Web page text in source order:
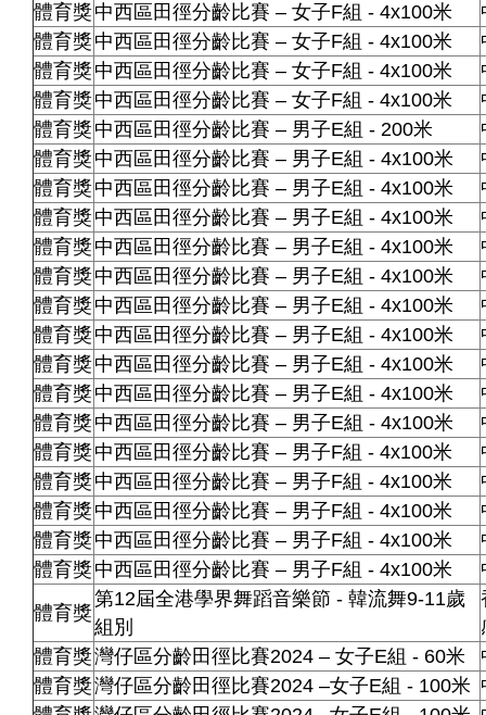
體育獎 中西區田徑分齡比賽 – 女子F組 - 4x100米
體育獎 中西區田徑分齡比賽 – 女子F組 - 4x100米
體育獎 中西區田徑分齡比賽 – 女子F組 - 4x100米
體育獎 中西區田徑分齡比賽 – 女子F組 - 4x100米
體育獎 中西區田徑分齡比賽 – 男子E組 - 200米
體育獎 中西區田徑分齡比賽 – 男子E組 - 4x100米
體育獎 中西區田徑分齡比賽 – 男子E組 - 4x100米
體育獎 中西區田徑分齡比賽 – 男子E組 - 4x100米
體育獎 中西區田徑分齡比賽 – 男子E組 - 4x100米
體育獎 中西區田徑分齡比賽 – 男子E組 - 4x100米
體育獎 中西區田徑分齡比賽 – 男子E組 - 4x100米
體育獎 中西區田徑分齡比賽 – 男子E組 - 4x100米
體育獎 中西區田徑分齡比賽 – 男子E組 - 4x100米
體育獎 中西區田徑分齡比賽 – 男子E組 - 4x100米
體育獎 中西區田徑分齡比賽 – 男子E組 - 4x100米
體育獎 中西區田徑分齡比賽 – 男子F組 - 4x100米
體育獎 中西區田徑分齡比賽 – 男子F組 - 4x100米
體育獎 中西區田徑分齡比賽 – 男子F組 - 4x100米
體育獎 中西區田徑分齡比賽 – 男子F組 - 4x100米
體育獎 中西區田徑分齡比賽 – 男子F組 - 4x100米
體育獎
第12屆全港學界舞蹈音樂節 - 韓流舞9-11歲
組別
體育獎灣仔區分齡田徑比賽2024 – 女子E組 - 60米
體育獎灣仔區分齡田徑比賽2024 –女子E組 - 100米